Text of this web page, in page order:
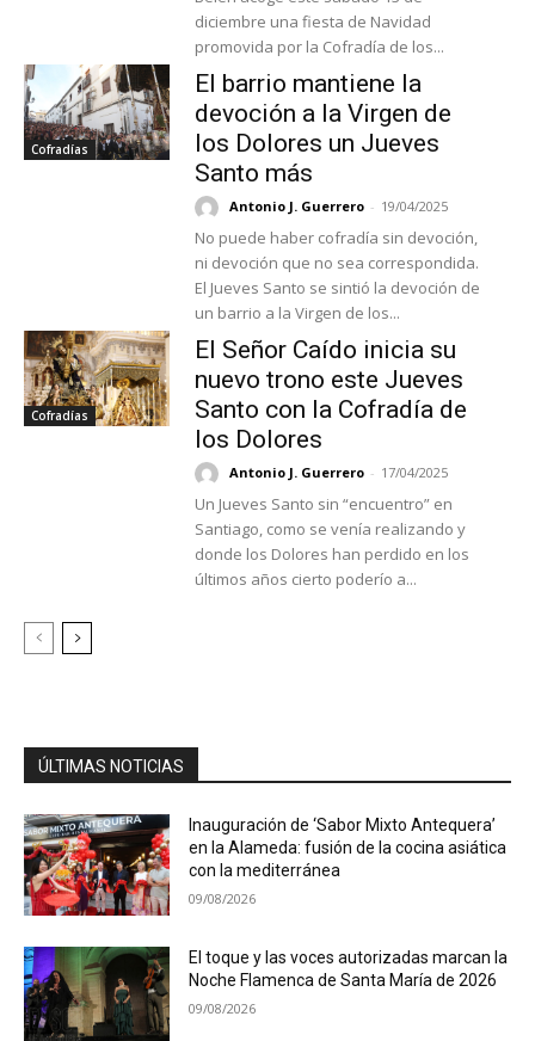
diciembre una fiesta de Navidad
promovida por la Cofradía de los...
Cofradías
El barrio mantiene la
devoción a la Virgen de
los Dolores un Jueves
Santo más
Antonio J. Guerrero - 19/04/2025
No puede haber cofradía sin devoción,
ni devoción que no sea correspondida.
El Jueves Santo se sintió la devoción de
un barrio a la Virgen de los...
Cofradías
El Señor Caído inicia su
nuevo trono este Jueves
Santo con la Cofradía de
los Dolores
Antonio J. Guerrero - 17/04/2025
Un Jueves Santo sin “encuentro” en
Santiago, como se venía realizando y
donde los Dolores han perdido en los
últimos años cierto poderío a...
ÚLTIMAS NOTICIAS
Inauguración de ‘Sabor Mixto Antequera’
en la Alameda: fusión de la cocina asiática
con la mediterránea
09/08/2026
El toque y las voces autorizadas marcan la
Noche Flamenca de Santa María de 2026
09/08/2026